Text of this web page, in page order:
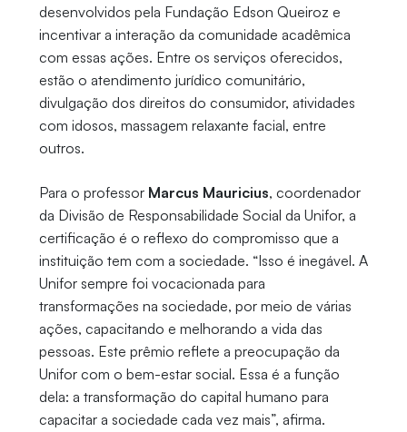
desenvolvidos pela Fundação Edson Queiroz e
incentivar a interação da comunidade acadêmica
com essas ações. Entre os serviços oferecidos,
estão o atendimento jurídico comunitário,
divulgação dos direitos do consumidor, atividades
com idosos, massagem relaxante facial, entre
outros.
Para o professor Marcus Mauricius, coordenador
da Divisão de Responsabilidade Social da Unifor, a
certificação é o reflexo do compromisso que a
instituição tem com a sociedade. “Isso é inegável. A
Unifor sempre foi vocacionada para
transformações na sociedade, por meio de várias
ações, capacitando e melhorando a vida das
pessoas. Este prêmio reflete a preocupação da
Unifor com o bem-estar social. Essa é a função
dela: a transformação do capital humano para
capacitar a sociedade cada vez mais”, afirma.